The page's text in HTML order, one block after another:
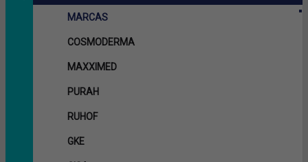
MARCAS
COSMODERMA
MAXXIMED
PURAH
RUHOF
GKE